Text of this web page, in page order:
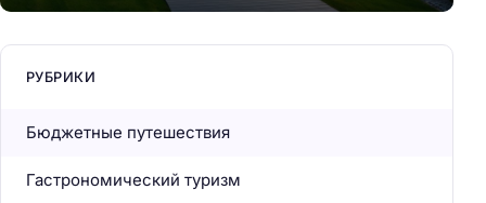
РУБРИКИ
Бюджетные путешествия
Гастрономический туризм